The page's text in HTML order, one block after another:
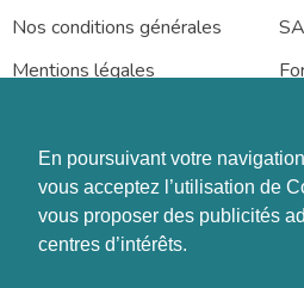
En poursuivant votre
vous acceptez l’utilisation de
vous proposer des publicités
centres d’intérêts.
Nos conditions générales
Mentions légales
Rennes – Nantes